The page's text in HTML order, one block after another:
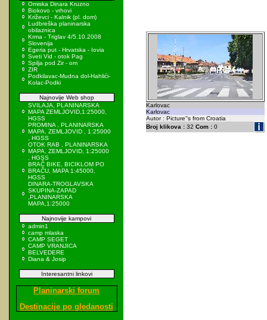
Omiska Dinara Kruzno
Biokovo - vrhovi
Križevci - Kalnik (pl. dom)
Ludbreška planinarska
obilaznica
Krma - Triglav 4/5.10.2008
Slovenija
Egeria put - Hrvatska - Iovia
Sveti Vid - otok Pag
Spilja pod Zir - om
ZIR
Podkilavac-Mudna dol-Hahlići-
Kolac-Podki
Najnovije Web shop
SVILAJA, PLANINARSKA
MAPA ZEMLJOVID,1:25000,
HGSS
PROMINA , PLANINARSKA
MAPA, ZEMLJOVID , 1:25000
, HGSS
OTOK RAB , PLANINARSKA
MAPA, ZEMLJOVID, 1:25000
, HGSS
BRAČ BIKE, BICIKLOM PO
BRAČU, MAPA 1:45000,
HGSS
DINARA-TROGLAVSKA
SKUPINA-ZAPAD
,PLANINARSKA
MAPA,1:25000
Najnovije kampovi
admin1
camp mlaska
CAMP SEGET
CAMP VRANJICA
BELVEDERE
Diana & Josip
Interesantni linkovi
Planinarski forum
Destinacije po gledanosti
Karlovac
Karlovac
Autor : Picture''s from Croatia
Broj klikova :32 Com :0